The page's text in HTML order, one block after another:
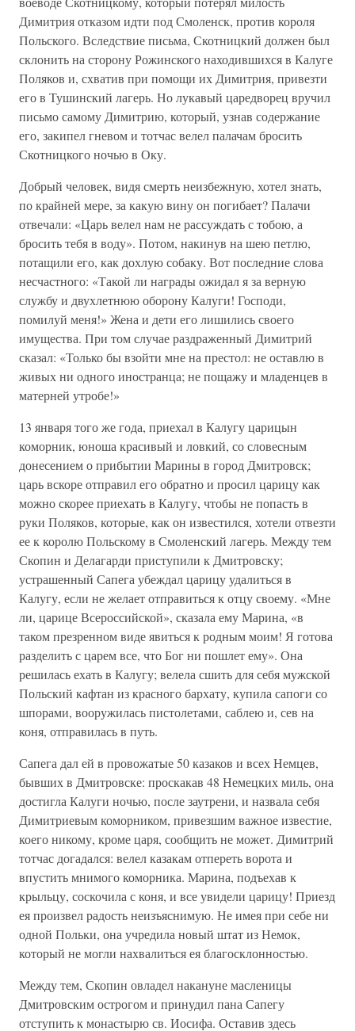
Димитрия отказом идти под Смоленск, против короля
Польского. Вследствие письма, Скотницкий должен был
склонить на сторону Рожинского находившихся в Калуге
Поляков и, схватив при помощи их Димитрия, привезти
его в Тушинский лагерь. Но лукавый царедворец вручил
письмо самому Димитрию, который, узнав содержание
его, закипел гневом и тотчас велел палачам бросить
Скотницкого ночью в Оку.
Добрый человек, видя смерть неизбежную, хотел знать,
по крайней мере, за какую вину он погибает? Палачи
отвечали: «Царь велел нам не рассуждать с тобою, а
бросить тебя в воду». Потом, накинув на шею петлю,
потащили его, как дохлую собаку. Вот последние слова
несчастного: «Такой ли награды ожидал я за верную
службу и двухлетнюю оборону Калуги! Господи,
помилуй меня!» Жена и дети его лишились своего
имущества. При том случае раздраженный Димитрий
сказал: «Только бы взойти мне на престол: не оставлю в
живых ни одного иностранца; не пощажу и младенцев в
матерней утробе!»
13 января того же года, приехал в Калугу царицын
коморник, юноша красивый и ловкий, со словесным
донесением о прибытии Марины в город Дмитровск;
царь вскоре отправил его обратно и просил царицу как
можно скорее приехать в Калугу, чтобы не попасть в
руки Поляков, которые, как он известился, хотели отвезти
ее к королю Польскому в Смоленский лагерь. Между тем
Скопин и Делагарди приступили к Дмитровску;
устрашенный Сапега убеждал царицу удалиться в
Калугу, если не желает отправиться к отцу своему. «Мне
ли, царице Всероссийской», сказала ему Марина, «в
таком презренном виде явиться к родным моим! Я готова
разделить с царем все, что Бог ни пошлет ему». Она
решилась ехать в Калугу; велела сшить для себя мужской
Польский кафтан из красного бархату, купила сапоги со
шпорами, вооружилась пистолетами, саблею и, сев на
коня, отправилась в путь.
Сапега дал ей в провожатые 50 казаков и всех Немцев,
бывших в Дмитровске: проскакав 48 Немецких миль, она
достигла Калуги ночью, после заутрени, и назвала себя
Димитриевым коморником, привезшим важное известие,
коего никому, кроме царя, сообщить не может. Димитрий
тотчас догадался: велел казакам отпереть ворота и
впустить мнимого коморника. Марина, подъехав к
крыльцу, соскочила с коня, и все увидели царицу! Приезд
ея произвел радость неизъяснимую. Не имея при себе ни
одной Польки, она учредила новый штат из Немок,
который не могли нахвалиться ея благосклонностью.
Между тем, Скопин овладел накануне масленицы
Дмитровским острогом и принудил пана Сапегу
отступить к монастырю св. Иосифа. Оставив здесь